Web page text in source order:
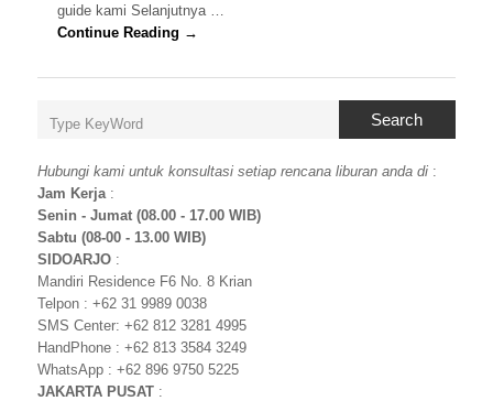
guide kami Selanjutnya …
Continue Reading →
Search
Hubungi kami untuk konsultasi setiap rencana liburan anda di :
Jam Kerja:
Senin - Jumat (08.00 - 17.00 WIB)
Sabtu (08-00 - 13.00 WIB)
SIDOARJO :
Mandiri Residence F6 No. 8 Krian
Telpon : +62 31 9989 0038
SMS Center: +62 812 3281 4995
HandPhone : +62 813 3584 3249
WhatsApp : +62 896 9750 5225
JAKARTA PUSAT :